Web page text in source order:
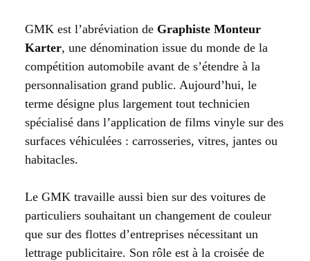
GMK est l’abréviation de Graphiste Monteur
Karter, une dénomination issue du monde de la
compétition automobile avant de s’étendre à la
personnalisation grand public. Aujourd’hui, le
terme désigne plus largement tout technicien
spécialisé dans l’application de films vinyle sur des
surfaces véhiculées : carrosseries, vitres, jantes ou
habitacles.
Le GMK travaille aussi bien sur des voitures de
particuliers souhaitant un changement de couleur
que sur des flottes d’entreprises nécessitant un
lettrage publicitaire. Son rôle est à la croisée de